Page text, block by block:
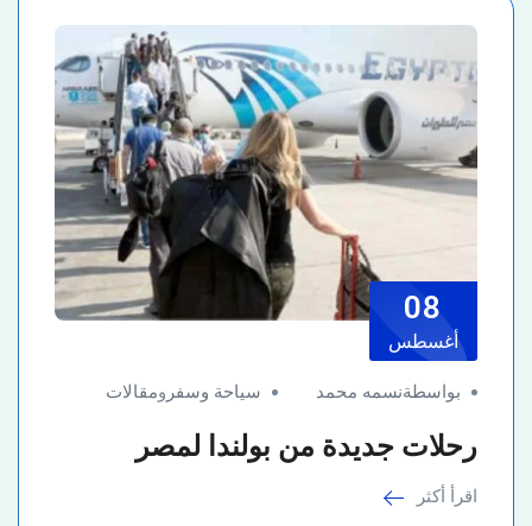
08
أغسطس
بواسطةنسمه محمد سياحة وسفر ومقالات
رحلات جديدة من بولندا لمصر
اقرأ أكثر